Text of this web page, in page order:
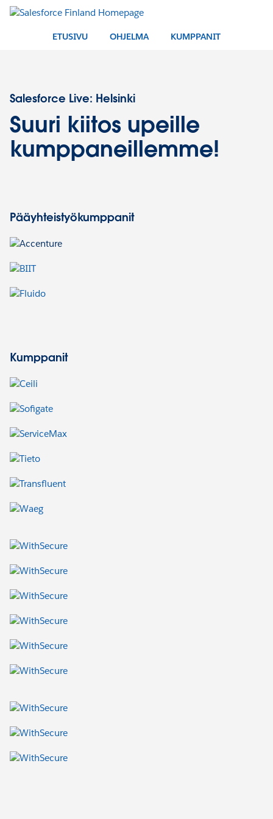
ETUSIVU OHJELMA KUMPPANIT
Salesforce Live: Helsinki
Suuri kiitos upeille
kumppaneillemme!
Pääyhteistyökumppanit
Kumppanit